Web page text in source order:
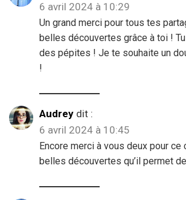
6 avril 2024 à 10:29
Un grand merci pour tous tes
belles découvertes grâce à toi !
des pépites ! Je te souhaite un
!
Audrey dit :
6 avril 2024 à 10:45
Encore merci à vous deux pour ce
belles découvertes qu’il permet